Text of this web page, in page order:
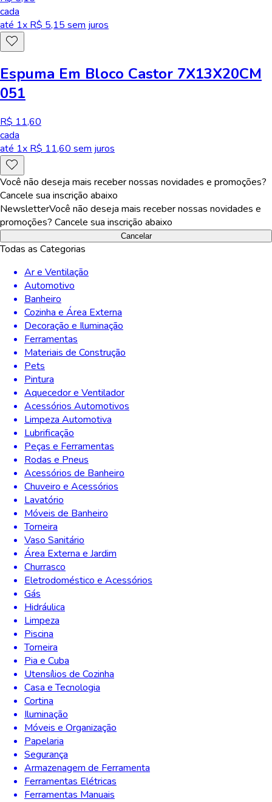
cada
até 1x R$ 5,15 sem juros
Espuma Em Bloco Castor 7X13X20CM
051
R$ 11,60
cada
até 1x R$ 11,60 sem juros
Você não deseja mais receber nossas novidades e promoções?
Cancele sua inscrição abaixo
NewsletterVocê não deseja mais receber nossas novidades e
promoções? Cancele sua inscrição abaixo
Cancelar
Todas as Categorias
Ar e Ventilação
Automotivo
Banheiro
Cozinha e Área Externa
Decoração e Iluminação
Ferramentas
Materiais de Construção
Pets
Pintura
Aquecedor e Ventilador
Acessórios Automotivos
Limpeza Automotiva
Lubrificação
Peças e Ferramentas
Rodas e Pneus
Acessórios de Banheiro
Chuveiro e Acessórios
Lavatório
Móveis de Banheiro
Torneira
Vaso Sanitário
Área Externa e Jardim
Churrasco
Eletrodoméstico e Acessórios
Gás
Hidráulica
Limpeza
Piscina
Torneira
Pia e Cuba
Utensílios de Cozinha
Casa e Tecnologia
Cortina
Iluminação
Móveis e Organização
Papelaria
Segurança
Armazenagem de Ferramenta
Ferramentas Elétricas
Ferramentas Manuais